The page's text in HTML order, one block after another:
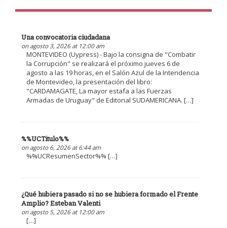
Una convocatoria ciudadana
on agosto 3, 2026 at 12:00 am
MONTEVIDEO (Uypress) - Bajo la consigna de "Combatir
la Corrupción" se realizará el próximo jueves 6 de
agosto a las 19 horas, en el Salón Azul de la Intendencia
de Montevideo, la presentación del libro:
"CARDAMAGATE, La mayor estafa a las Fuerzas
Armadas de Uruguay" de Editorial SUDAMERICANA. […]
%%UCTitulo%%
on agosto 6, 2026 at 6:44 am
%%UCResumenSector%% […]
¿Qué hubiera pasado si no se hubiera formado el Frente
Amplio? Esteban Valenti
on agosto 5, 2026 at 12:00 am
[…]